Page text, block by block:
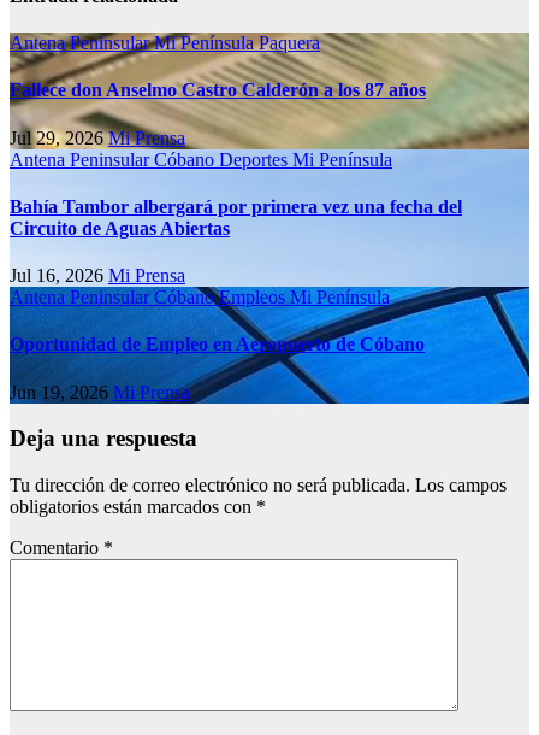
Antena PeninsularMi PenínsulaPaquera
Fallece don Anselmo Castro Calderón a los 87 años
Jul 29, 2026Mi Prensa
Antena PeninsularCóbano Deportes Mi Península
Bahía Tambor albergará por primera vez una fecha del
Circuito de Aguas Abiertas
Jul 16, 2026 Mi Prensa
Antena PeninsularCóbanoEmpleos Mi Península
Oportunidad de Empleo en Aeropuerto de Cóbano
Jun 19, 2026 Mi Prensa
Deja una respuesta
Tu dirección de correo electrónico no será publicada. Los campos
obligatorios están marcados con *
Comentario *